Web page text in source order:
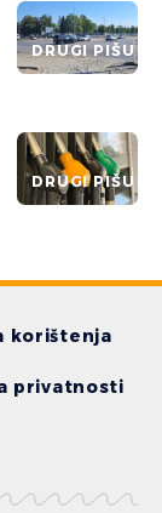
DRUGI PIŠU
DRUGI PIŠU
korištenja
privatnosti